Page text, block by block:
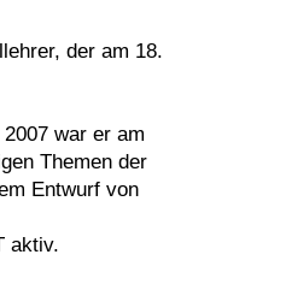
der am 18.
war er am
Themen der
Entwurf von
aktiv.